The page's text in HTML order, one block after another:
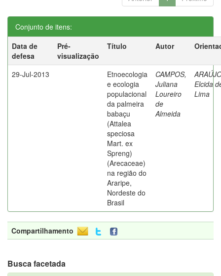
Conjunto de itens:
Data de
defesa
Pré-
visualização
Título Autor
29-Jul-2013
Etnoecologia
e ecologia
populacional
da palmeira
babaçu
(Attalea
speciosa
Mart. ex
Spreng)
(Arecaceae)
na região do
Araripe,
Nordeste do
Brasil
CAMPOS,
Juliana
Loureiro
de
Almeida
Elcida
Lima
Compartilhamento
Busca facetada